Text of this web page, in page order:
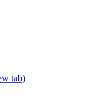
tab)